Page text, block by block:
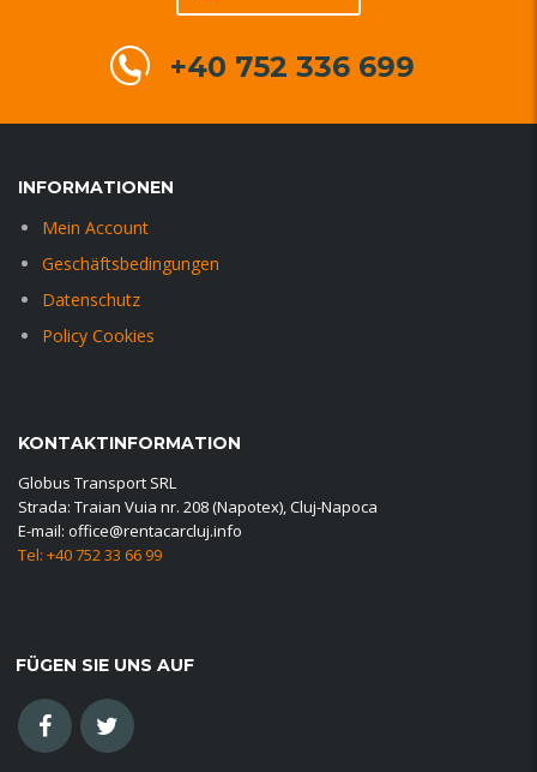
+40 752 336 699
INFORMATIONEN
Mein Account
Geschäftsbedingungen
Datenschutz
Policy Cookies
KONTAKTINFORMATION
Globus Transport SRL
Strada: Traian Vuia nr. 208 (Napotex), Cluj-Napoca
E-mail: office@rentacarcluj.info
Tel: +40 752 33 66 99
FÜGEN SIE UNS AUF